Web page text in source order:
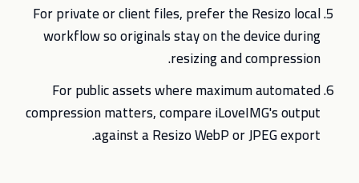
For private or client files, prefer the Resizo local
workflow so originals stay on the device during
resizing and compression.
For public assets where maximum automated
compression matters, compare iLoveIMG's output
against a Resizo WebP or JPEG export.